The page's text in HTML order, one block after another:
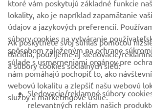
FIREMNÉ STRÁNKY
B2B
VIAC YAMAHA
ktoré vám poskytujú základné funkcie
lokality, ako je napríklad zapamätanie
údajov a jazykových preferencií.
súbory cookies na vytváranie
spôsobom založeným na ochrane
súlade s usmerneniami orgánov pre
nám pomáhajú pochopiť to, ako
webovú lokalitu a zlepšiť našu webovú
služby a marketingové úsilie.
Ak poskytnete svoj súhlas pomocou
tlačidla, použijeme aj sledovacie/
a súbory cookies sociálnych sietí:
Sledovacie/reklamné súbory
relevantných reklám našich